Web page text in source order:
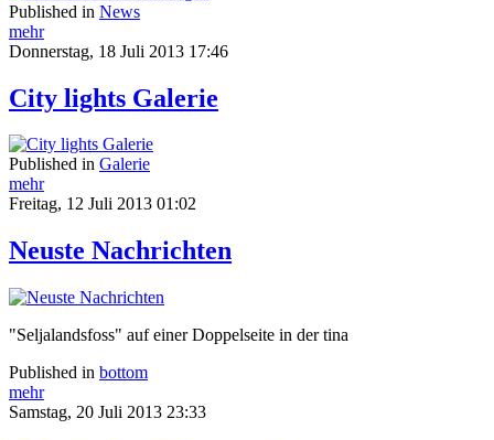
Published in News
mehr
Donnerstag, 18 Juli 2013 17:46
City lights Galerie
Published in Galerie
mehr
Freitag, 12 Juli 2013 01:02
Neuste Nachrichten
"Seljalandsfoss" auf einer Doppelseite in der tina
Published in bottom
mehr
Samstag, 20 Juli 2013 23:33